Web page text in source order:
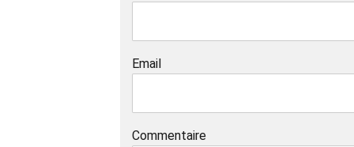
Email
Commentaire